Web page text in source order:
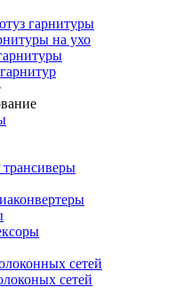
гарнитуры
на ухо
сетей
сетей